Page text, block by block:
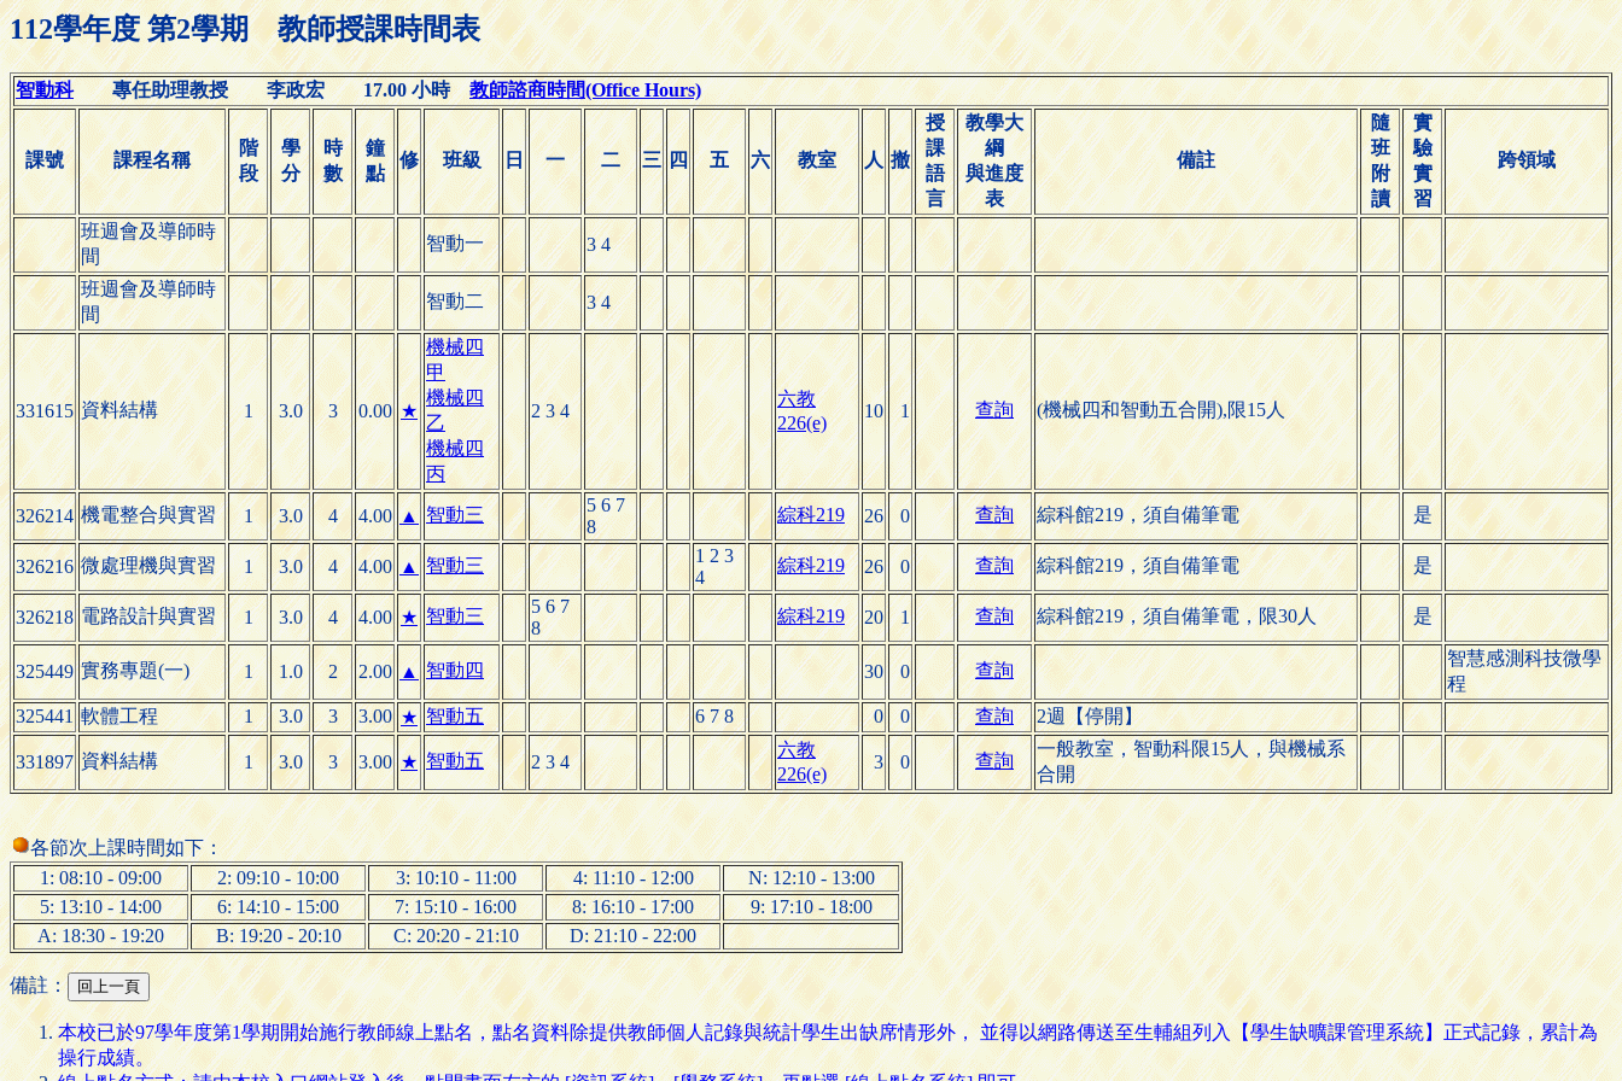
112學年度 第2學期 教師授課時間表
智動科專任助理教授 李政宏 17.00 小時教師諮商時間(Office Hours)
課號 課程名稱
階
段
學
分
時
數
鐘
點
修 班級 日 一 二 三 四 五 六 教室 人 撤
授
課
語
言
教學大
綱
與進度
表
備註
隨
班
附
讀
實
驗
實
習
跨領域
班週會及導師時
間
智動一 3 4
班週會及導師時
間
智動二 3 4
331615 資料結構 1 3.0 3 0.00 ★
機械四
甲
機械四
乙
機械四
丙
2 3 4
六教
226(e)
10 1 查詢 (機械四和智動五合開),限15人
326214 機電整合與實習 1 3.0 4 4.00 ▲ 智動三
5 6 7
8
綜科219 26 0 查詢 綜科館219，須自備筆電 是
326216 微處理機與實習 1 3.0 4 4.00 ▲ 智動三
1 2 3
4
綜科219 26 0 查詢 綜科館219，須自備筆電 是
326218 電路設計與實習 1 3.0 4 4.00 ★ 智動三
5 6 7
8
綜科219 20 1 查詢 綜科館219，須自備筆電，限30人 是
325449 實務專題(一) 1 1.0 2 2.00 ▲ 智動四 30 0 查詢
智慧感測科技微學
程
325441 軟體工程 1 3.0 3 3.00 ★ 智動五 6 7 8 0 0 查詢 2週【停開】
331897 資料結構 1 3.0 3 3.00 ★ 智動五 2 3 4
六教
226(e)
3 0 查詢
一般教室，智動科限15人，與機械系
合開
各節次上課時間如下：
1: 08:10 - 09:00
2: 09:10 - 10:00 3: 10:10 - 11:00 4: 11:10 - 12:00
N: 12:10 - 13:00
5: 13:10 - 14:00
6: 14:10 - 15:00 7: 15:10 - 16:00 8: 16:10 - 17:00
9: 17:10 - 18:00
A: 18:30 - 19:20
B: 19:20 - 20:10 C: 20:20 - 21:10 D: 21:10 - 22:00
備註：
本校已於97學年度第1學期開始施行教師線上點名，點名資料除提供教師個人記錄與統計學生出缺席情形外， 並得以網路傳送至生輔組列入【學生缺曠課管理系統】正式記錄，累計為
操行成績。